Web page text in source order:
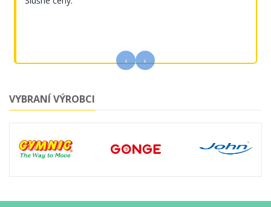
‹ ›
VYBRANÍ VÝROBCI